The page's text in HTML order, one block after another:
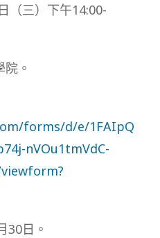
（三）下午14:00-
。
forms/d/e/1FAIpQ
nVOu1tmVdC-
30日。